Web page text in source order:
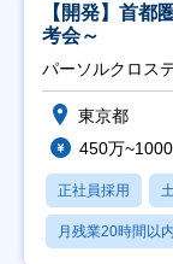
【開発】首
考会～
パーソルクロス
東京都
450万
正社員採用
月残業20時間以内